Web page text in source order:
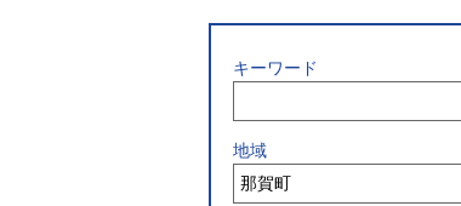
キーワード
地域